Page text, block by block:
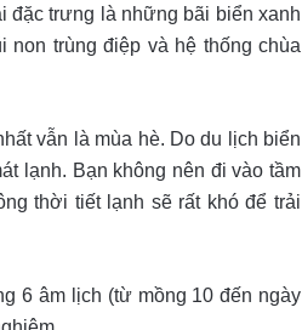
đặc trưng là những bãi biển xanh
non trùng điệp và hệ thống chùa
vẫn là mùa hè. Do du lịch biển
lạnh. Bạn không nên đi vào tầm
thời tiết lạnh sẽ rất khó để trải
6 âm lịch (từ mồng 10 đến ngày